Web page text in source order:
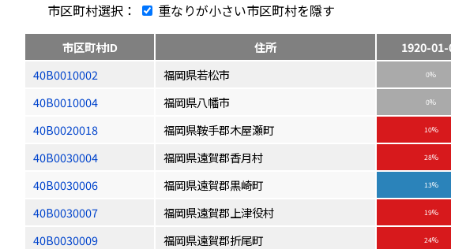
市区町村選択：
重なりが小さい市区町村を隱す
市区町村ID 住所 1920-01-
40B0010002
福岡県若松市 0%
40B0010004 福岡県八幡市 0%
40B0020018 福岡県鞍手郡木屋瀬町 10%
40B0030004 福岡県遠賀郡香月村 28%
40B0030006 福岡県遠賀郡黒崎町 13%
40B0030007 福岡県遠賀郡上津役村 19%
40B0030009 福岡県遠賀郡折尾町 24%